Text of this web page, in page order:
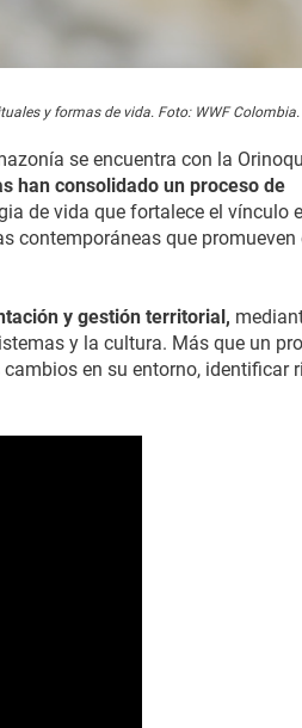
y formas de vida. Foto: WWF Colombia.
se encuentra con la
han consolidado un proceso de
de vida que fortalece el vínculo
contemporáneas que promueven
y gestión territorial,
y la cultura. Más que un
en su entorno, identificar